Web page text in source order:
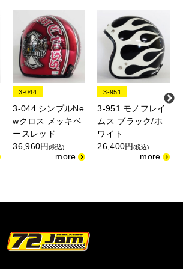
3-044
3-044 シンプルNe
wクロス メッキベ
ースレッド
36,960円(税込)
3-951
3-951 モノフレイ
ムス ブラック/ホ
ワイト
26,400円(税込)